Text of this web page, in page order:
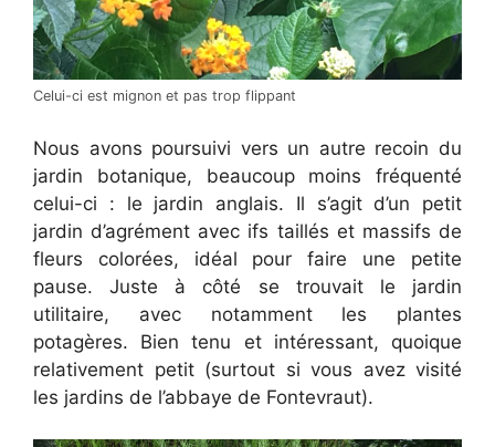
Celui-ci est mignon et pas trop flippant
Nous avons poursuivi vers un autre recoin du
jardin botanique, beaucoup moins fréquenté
celui-ci : le jardin anglais. Il s’agit d’un petit
jardin d’agrément avec ifs taillés et massifs de
fleurs colorées, idéal pour faire une petite
pause. Juste à côté se trouvait le jardin
utilitaire, avec notamment les plantes
potagères. Bien tenu et intéressant, quoique
relativement petit (surtout si vous avez visité
les jardins de l’abbaye de Fontevraut).